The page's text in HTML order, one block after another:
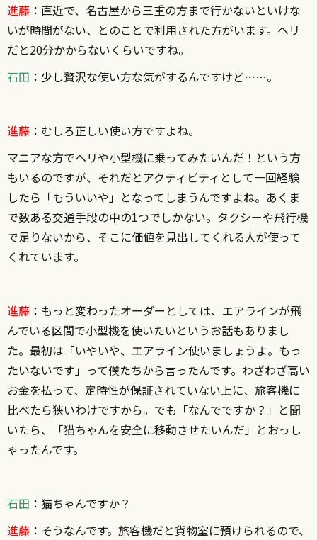
進藤 ： 直近で、名古屋から三重の方まで行かないといけな
いが時間がない、とのことで利用された方がいます。ヘリ
だと20分かからないくらいですね。
石田 ：少し贅沢な使い方な気がするんですけど……。
進藤 ： むしろ正しい使い方ですよね。
マニアな方でヘリや小型機に乗ってみたいんだ！という方
もいるのですが、それだとアクティビティとして一回経験
したら「もういいや」となってしまうんですよね。あくま
で数ある交通手段の中の1つでしかない。タクシーや飛行機
で足りないから、そこに価値を見出してくれる人が使って
くれています。
進藤 ： もっと変わったオーダーとしては、エアラインが飛
んでいる区間で小型機を使いたいというお話もありまし
た。最初は「いやいや、エアライン使いましょうよ。もっ
たいないです」って僕たちから言ったんです。わざわざ高い
お金を払って、定時性が保証されていない上に、旅客機に
比べたら狭いわけですから。でも「なんでですか？」と聞
いたら、「猫ちゃんを安全に移動させたいんだ」とおっし
ゃったんです。
石田 ： 猫ちゃんですか？
進藤 ： そうなんです。旅客機だと貨物室に預けられるので、